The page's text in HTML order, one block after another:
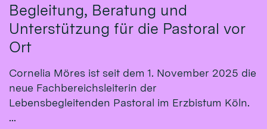
Begleitung, Beratung und
Unterstützung für die Pastoral vor
Ort
Cornelia Möres ist seit dem 1. November 2025 die
neue Fachbereichsleiterin der
Lebensbegleitenden Pastoral im Erzbistum Köln.
...